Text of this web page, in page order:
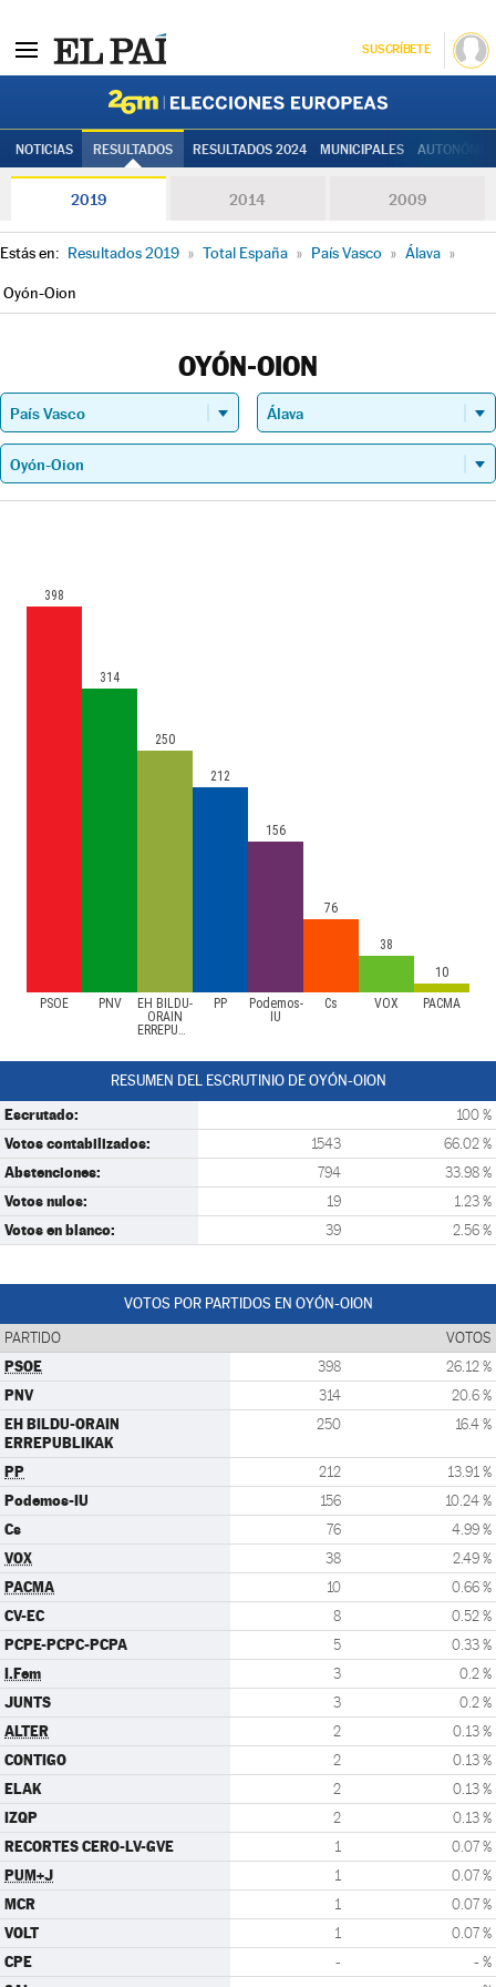
SUSCRÍBETE
NOTICIAS RESULTADOS RESULTADOS 2024 MUNICIPALES
2019 2014 2009
Estás en: Resultados 2019 » Total España » País Vasco » Álava »
Oyón-Oion
OYÓN-OION
PSOE PNV
EH BILDU-
ORAIN
ERREPUBLIKAK
PP
Podemos-
IU
Cs VOX PACMA
398
314
250
212
156
76
38
10
RESUMEN DEL ESCRUTINIO DE OYÓN-OION
Escrutado: 100 %
Votos contabilizados: 1543 66.02 %
Abstenciones: 794 33.98 %
Votos nulos: 19 1.23 %
Votos en blanco: 39 2.56 %
VOTOS POR PARTIDOS EN OYÓN-OION
PARTIDO VOTOS
PSOE 398 26.12 %
PNV 314 20.6 %
EH BILDU-ORAIN
ERREPUBLIKAK
250 16.4 %
PP 212 13.91 %
Podemos-IU 156 10.24 %
Cs 76 4.99 %
VOX 38 2.49 %
PACMA 10 0.66 %
CV-EC 8 0.52 %
PCPE-PCPC-PCPA 5 0.33 %
I.Fem 3 0.2 %
JUNTS 3 0.2 %
ALTER 2 0.13 %
CONTIGO 2 0.13 %
ELAK 2 0.13 %
IZQP 2 0.13 %
RECORTES CERO-LV-GVE 1 0.07 %
PUM+J 1 0.07 %
MCR 1 0.07 %
VOLT 1 0.07 %
CPE - - %